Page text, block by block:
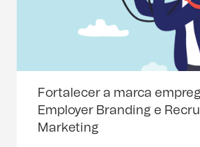
Fortalecer a marca
Employer Branding e
Marketing